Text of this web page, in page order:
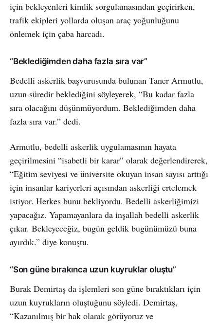
için bekleyenleri kimlik sorgulamasından geçirirken,
trafik ekipleri yollarda oluşan araç yoğunluğunu
önlemek için çaba harcadı.
“Beklediğimden daha fazla sıra var”
Bedelli askerlik başvurusunda bulunan Taner Armutlu,
uzun süredir beklediğini söyleyerek, “Bu kadar fazla
sıra olacağını düşünmüyordum. Beklediğimden daha
fazla sıra var.” dedi.
Armutlu, bedelli askerlik uygulamasının hayata
geçirilmesini “isabetli bir karar” olarak değerlendirerek,
“Eğitim seviyesi ve üniversite okuyan insan sayısı arttığı
için insanlar kariyerleri açısından askerliği ertelemek
istiyor. Herkes bunu bekliyordu. Bedelli askerliğimizi
yapacağız. Yapamayanlara da inşallah bedelli askerlik
çıkar. Bekleyeceğiz, bugün geldik bugünümüzü buna
ayırdık.” diye konuştu.
“Son güne bırakınca uzun kuyruklar oluştu”
Burak Demirtaş da işlemleri son güne bıraktıkları için
uzun kuyrukların oluştuğunu söyledi. Demirtaş,
“Kazanılmış bir hak olarak görüyoruz ve